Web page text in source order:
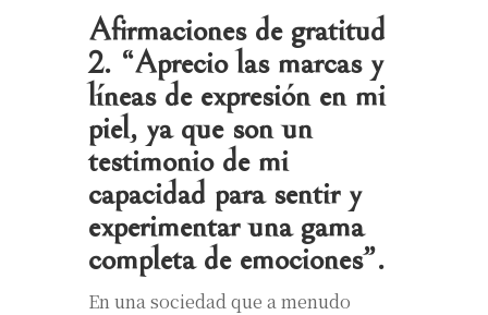
Afirmaciones de gratitud
2. “Aprecio las marcas y
líneas de expresión en mi
piel, ya que son un
testimonio de mi
capacidad para sentir y
experimentar una gama
completa de emociones”.
En una sociedad que a menudo